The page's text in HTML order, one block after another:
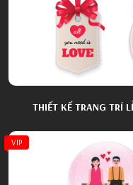
THIẾT KẾ TRANG TRÍ
VIP